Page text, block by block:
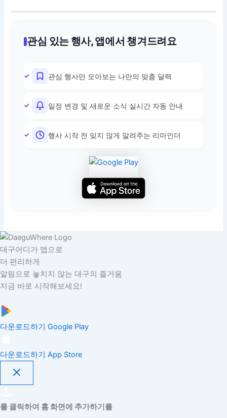
관심 있는 행사, 앱에서 챙겨드려요
관심 행사만 모아보는 나만의 맞춤 달력
일정 변경 및 새로운 소식 실시간 자동 안내
행사 시작 전 잊지 않게 알려주는 리마인더
대구어디가 앱으로
더 편리하게
알림으로 놓치지 않는 대구의 즐거움
지금 바로 시작해보세요!
다운로드하기 Google Play
다운로드하기 App Store
를 클릭하여 홈 화면에 추가하기를